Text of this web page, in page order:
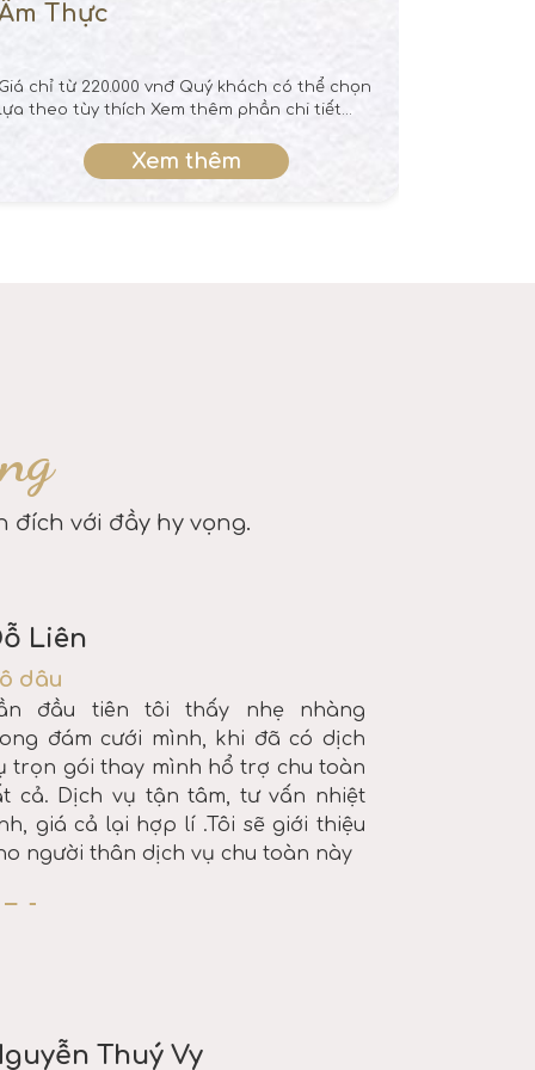
Thực
chỉ từ 220.000 vnđ Quý khách có thể chọn
lựa theo tùy thích Xem thêm phần chi tiết...
Xem thêm
đích với đầy hy vọng.
Liên
dâu
đầu tiên tôi thấy nhẹ nhàng
đám cưới mình, khi đã có dịch
trọn gói thay mình hổ trợ chu toàn
cả. Dịch vụ tận tâm, tư vấn nhiệt
giá cả lại hợp lí .Tôi sẽ giới thiệu
người thân dịch vụ chu toàn này
Thuý Vy